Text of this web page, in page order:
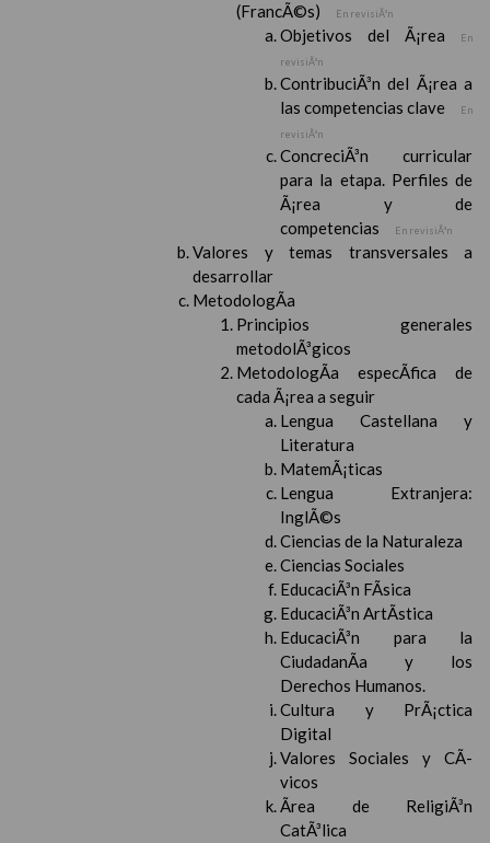
(FrancÃ©s) En revisiÃ³n
Objetivos del Ã¡rea
En
revisiÃ³n
ContribuciÃ³n del Ã¡rea a
las competencias clave
En
revisiÃ³n
ConcreciÃ³n curricular
para la etapa. Perfiles de
Ã¡rea y de
competencias
En revisiÃ³n
Valores y temas transversales a
desarrollar
MetodologÃ­a
Principios generales
metodolÃ³gicos
MetodologÃ­a especÃ­fica de
cada Ã¡rea a seguir
Lengua Castellana y
Literatura
MatemÃ¡ticas
Lengua Extranjera:
InglÃ©s
Ciencias de la Naturaleza
Ciencias Sociales
EducaciÃ³n FÃ­sica
EducaciÃ³n ArtÃ­stica
EducaciÃ³n para la
CiudadanÃ­a y los
Derechos Humanos.
Cultura y PrÃ¡ctica
Digital
Valores Sociales y CÃ­
vicos
Ãrea de ReligiÃ³n
CatÃ³lica